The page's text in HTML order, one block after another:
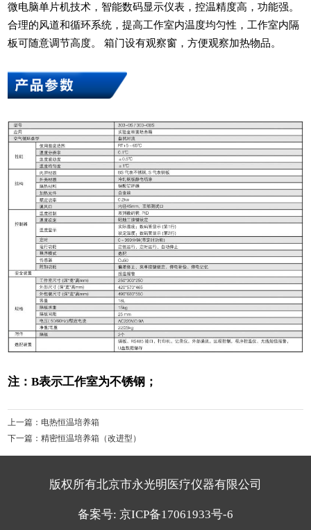
微电脑单片机技术，智能数码显示仪表，控温精度高，功能强。
合理的风道和循环系统，提高工作室内温度均匀性，工作室内隔
板可随意调节高度。 箱门设有观察窗，方便观察加热物品。
注：B表示工作室为不锈钢；
上一篇： 电热恒温培养箱
下一篇：精密恒温培养箱（改进型）
版权所有北京市永光明医疗仪器有限公司
备案号: 京ICP备17061933号-6